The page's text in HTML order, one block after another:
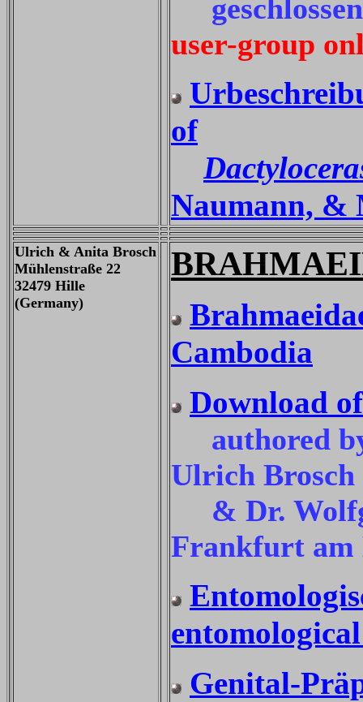
user-group
of
Naumann, &
Ulrich & Anita Brosch
Mühlenstraße 22
32479 Hille
(Germany)
Cambodia
Download
authored
Ulrich
& Dr.
Frankfurt am
Genital-